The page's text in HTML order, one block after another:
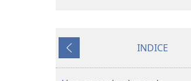
delle
SVEGLIATEVI!
dei
Precedente
INDICE